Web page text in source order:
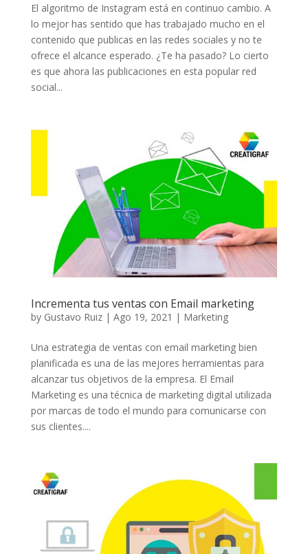
El algoritmo de Instagram está en continuo cambio. A
lo mejor has sentido que has trabajado mucho en el
contenido que publicas en las redes sociales y no te
ofrece el alcance esperado. ¿Te ha pasado? Lo cierto
es que ahora las publicaciones en esta popular red
social...
Incrementa tus ventas con Email marketing
by Gustavo Ruiz| Ago 19, 2021 | Marketing
Una estrategia de ventas con email marketing bien
planificada es una de las mejores herramientas para
alcanzar tus objetivos de la empresa. El Email
Marketing es una técnica de marketing digital utilizada
por marcas de todo el mundo para comunicarse con
sus clientes....